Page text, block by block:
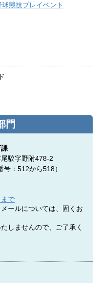
競技プレイベント
門
駮字野附478-2
：512から518）
で
ールについては、固くお
しませんので、ご了承く